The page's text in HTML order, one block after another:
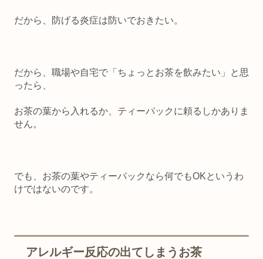
だから、防げる炎症は防いでおきたい。
だから、職場や自宅で「ちょっとお茶を飲みたい」と思
ったら、
お茶の葉から入れるか、ティーパックに頼るしかありま
せん。
でも、お茶の葉やティーパックなら何でもOKというわ
けではないのです。
アレルギー反応の出てしまうお茶